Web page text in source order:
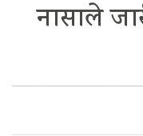
नासाले